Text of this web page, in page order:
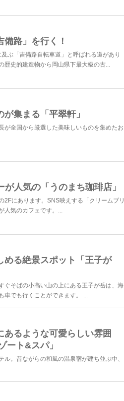
備路」を行く！
ぶ「吉備路自転車道」と呼ばれる道があり
歴史的建造物から岡山県下最大級の古...
集まる「平翠軒」
が全国から厳選した美味しいものを集めたお
が人気の「うのまち珈琲店」
2Fにあります。SNS映えする「クリームブリ
人気のカフェです。...
める絶景スポット「王子が
ぐそばの小高い山の上にある王子が岳は、海
車でも行くことができます。 ...
あるような可愛らしい雰囲
ート&スパ」
。昔ながらの和風の温泉宿が建ち並ぶ中、